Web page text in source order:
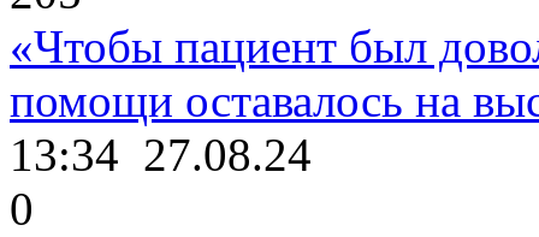
«Чтобы пациент был
помощи оставалось на
13:34 27.08.24
0